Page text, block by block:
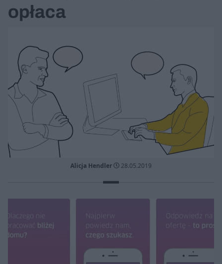
opłaca
Alicja Hendler 28.05.2019